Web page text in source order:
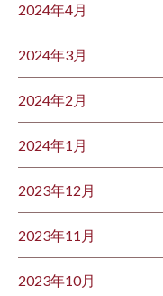
2024年4月
2024年3月
2024年2月
2024年1月
2023年12月
2023年11月
2023年10月